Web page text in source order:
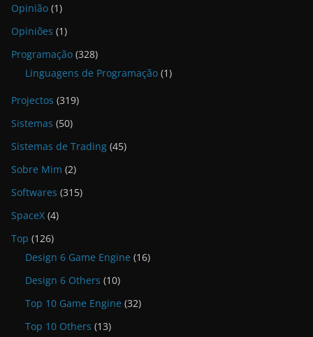
Opinião (1)
Opiniões (1)
Programação (328)
Linguagens de Programação (1)
Projectos (319)
Sistemas (50)
Sistemas de Trading (45)
Sobre Mim (2)
Softwares (315)
SpaceX (4)
Top (126)
Design 6 Game Engine (16)
Design 6 Others (10)
Top 10 Game Engine (32)
Top 10 Others (13)